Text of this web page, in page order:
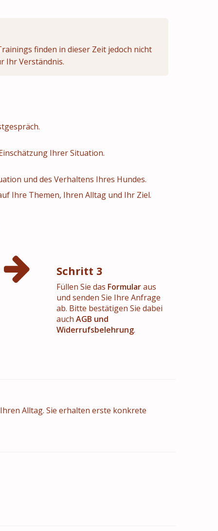
finden in dieser Zeit jedoch nicht
Ihr Verständnis.
Ihrer Situation.
und des Verhaltens Ihres Hundes.
Ihre Themen, Ihren Alltag und Ihr Ziel.
Schritt 3
Füllen Sie das Formularaus
und senden Sie Ihre Anfrage
ab. Bitte bestätigen Sie dabei
auch AGB und
Widerrufsbelehrung.
Alltag. Sie erhalten erste konkrete